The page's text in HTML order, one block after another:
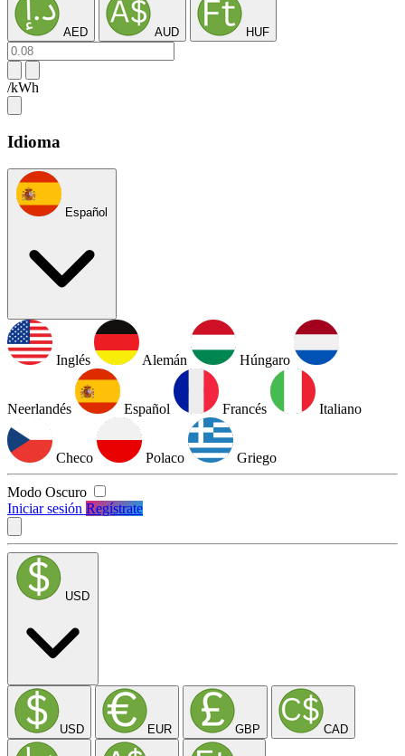
AED AUD HUF
/kWh
Idioma
Español
Inglés Alemán Húngaro
Neerlandés Español Francés Italiano
Checo Polaco Griego
Modo Oscuro
Iniciar sesión Regístrate
USD
USD EUR GBP CAD